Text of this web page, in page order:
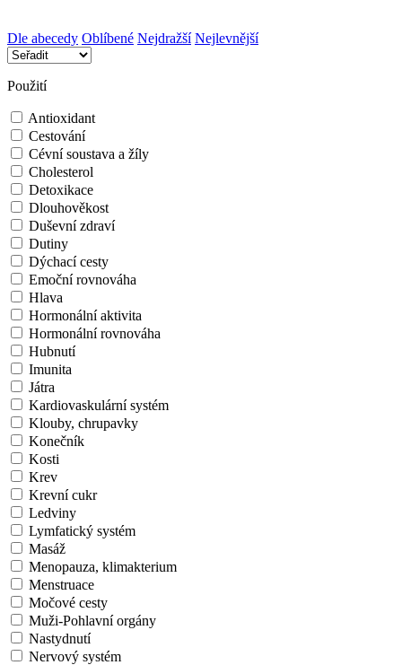
Dle abecedy Oblíbené Nejdražší Nejlevnější
Použití
Antioxidant
Cestování
Cévní soustava a žíly
Cholesterol
Detoxikace
Dlouhověkost
Duševní zdraví
Dutiny
Dýchací cesty
Emoční rovnováha
Hlava
Hormonální aktivita
Hormonální rovnováha
Hubnutí
Imunita
Játra
Kardiovaskulární systém
Klouby, chrupavky
Konečník
Kosti
Krev
Krevní cukr
Ledviny
Lymfatický systém
Masáž
Menopauza, klimakterium
Menstruace
Močové cesty
Muži-Pohlavní orgány
Nastydnutí
Nervový systém